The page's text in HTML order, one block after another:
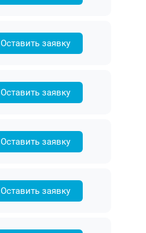
Оставить заявку
Оставить заявку
Оставить заявку
Оставить заявку